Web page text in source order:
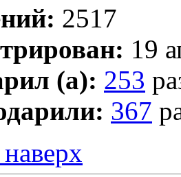
2517
19
(а): 253
367